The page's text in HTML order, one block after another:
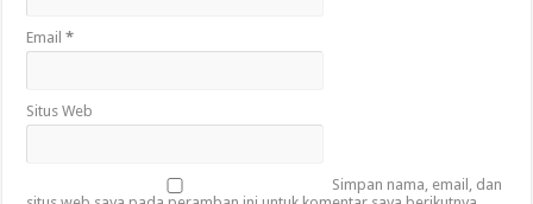
Email*
Situs Web
Simpan nama, email, dan